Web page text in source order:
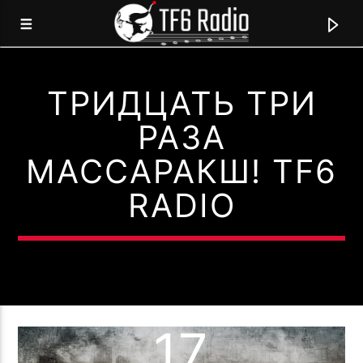
TF6 RADIO
МЫ ГОВОРИМ НА ЯЗЫКЕ МУЗЫКИ!
0:00
ТРИДЦАТЬ ТРИ
РАЗА
МАССАРАКШ! TF6
RADIO